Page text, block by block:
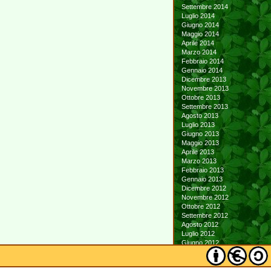
Settembre 2014
Luglio 2014
Giugno 2014
Maggio 2014
Aprile 2014
Marzo 2014
Febbraio 2014
Gennaio 2014
Dicembre 2013
Novembre 2013
Ottobre 2013
Settembre 2013
Agosto 2013
Luglio 2013
Giugno 2013
Maggio 2013
Aprile 2013
Marzo 2013
Febbraio 2013
Gennaio 2013
Dicembre 2012
Novembre 2012
Ottobre 2012
Settembre 2012
Agosto 2012
Luglio 2012
Giugno 2012
Maggio 2012
Aprile 2012